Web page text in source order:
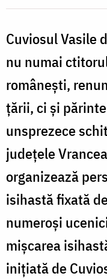
/
Foto:
Nechifor
Cuviosul Vasile
nu numai
româneşti,
ţării, ci şi
unsprezece
judeţele
organizează
isihastă fixată
numeroşi
mişcarea
iniţiată de